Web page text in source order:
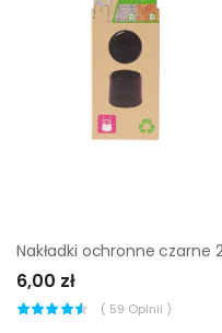
6,00 zł
( 59 Opinii )